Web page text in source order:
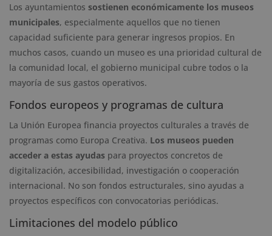
Los ayuntamientos sostienen económicamente los museos
municipales, especialmente aquellos que no tienen
capacidad suficiente para generar ingresos propios. En
muchos casos, cuando un museo es una prioridad cultural de
la comunidad local, el gobierno municipal cubre todos o la
mayoría de sus gastos operativos.
Fondos europeos y programas de cultura
La Unión Europea financia proyectos culturales a través de
programas como Europa Creativa. Los museos pueden
acceder a estas ayudas para proyectos concretos de
digitalización, accesibilidad, investigación o cooperación
internacional. No son fondos estructurales, sino ayudas a
proyectos específicos con convocatorias periódicas.
Limitaciones del modelo público